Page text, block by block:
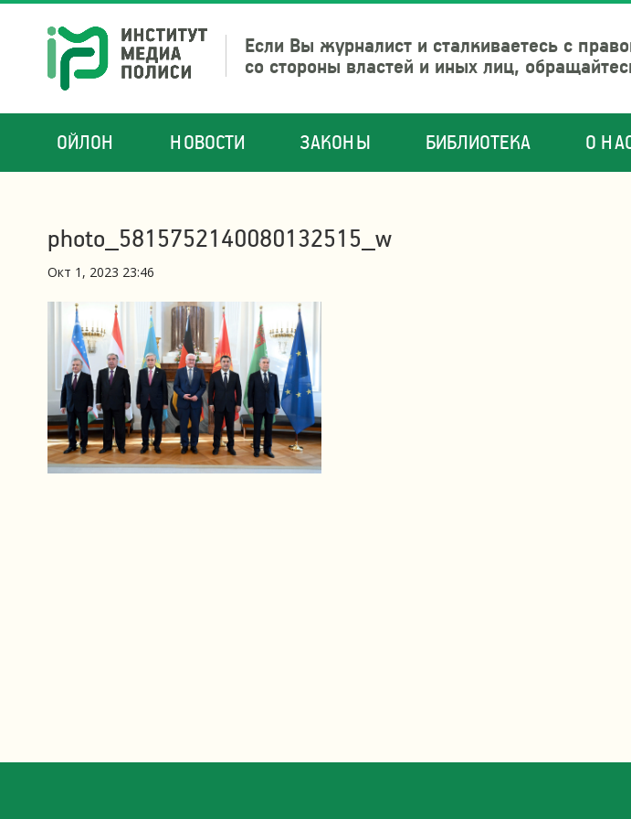
Если Вы журналист и сталкиваетесь с
со стороны властей и иных лиц,
ОЙЛОН НОВОСТИ ЗАКОНЫ БИБЛИОТЕКА О
photo_5815752140080132515_w
Окт 1, 2023 23:46